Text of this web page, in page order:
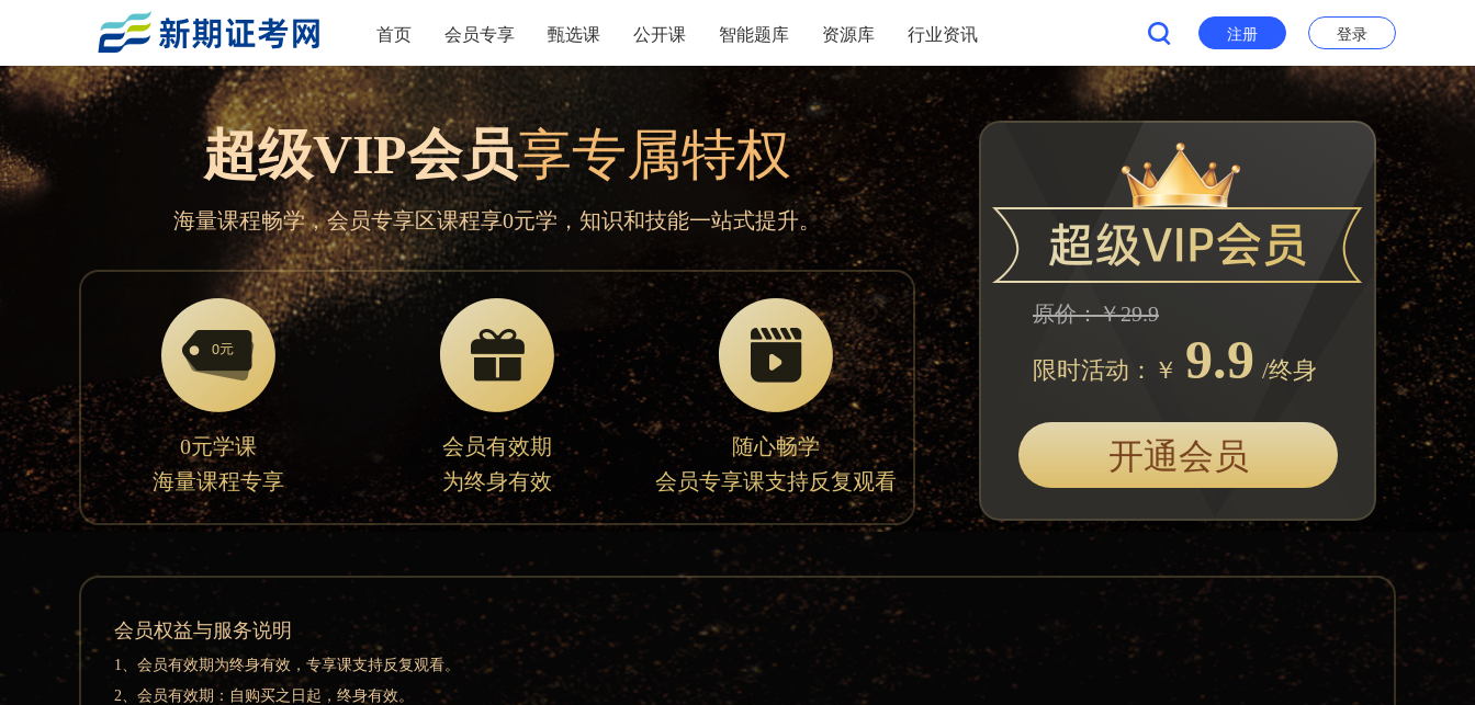
首页 会员专享 甄选课 公开课 智能题库 资源库 行业资讯 注册 登录
超级VIP会员享专属特权
海量课程畅学，会员专享区课程享0元学，知识和技能一站式提升。
0元学课
海量课程专享
会员有效期
为终身有效
随心畅学
会员专享课支持反复观看
原价：￥29.9
限时活动：￥ 9.9 /终身
开通会员
会员权益与服务说明
1、会员有效期为终身有效，专享课支持反复观看。
2、会员有效期：自购买之日起，终身有效。